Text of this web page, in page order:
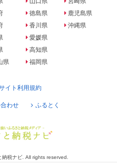
県
徳島県
香川県
愛媛県
高知県
福岡県
鹿児島県
沖縄県
イト利用規約
わせ ふるとく
税ナビ. All rights reserved.